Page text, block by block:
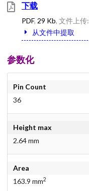
下载
PDF, 29 Kb, 文件上传:
从文件中提取
参数化
Pin Count
36
Height max
2.64 mm
Area
163.9 mm2